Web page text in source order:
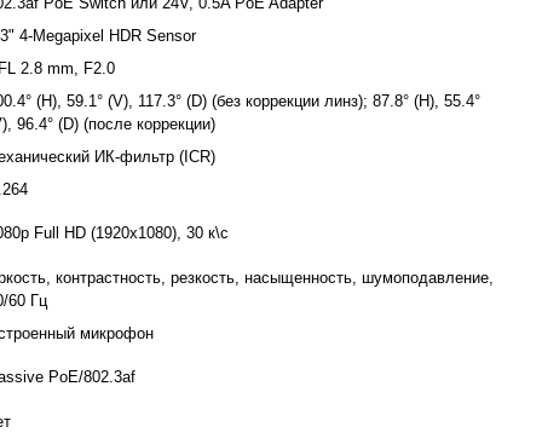
4-Megapixel HDR Sensor
2.8 mm, F2.0
(H), 59.1° (V), 117.3° (D) (без коррекции линз); 87.8° (H), 55.4°
96.4° (D) (после коррекции)
ИК-фильтр (ICR)
Full HD (1920x1080), 30 к\с
контрастность, резкость, насыщенность, шумоподавление,
60 Гц
микрофон
PoE/802.3af